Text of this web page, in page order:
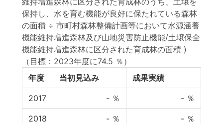
保持し、水を育む機能が良好に保たれている森林
の面積 ÷ 市町村森林整備計画等において水源涵養
機能維持増進森林及び山地災害防止機能/土壌保全
機能維持増進森林に区分された育成林の面積 )
（目標：2023年度に74.5 ％）
年度
当初見込み 成果実績
2017 - ％ - ％
2018 - ％ - ％